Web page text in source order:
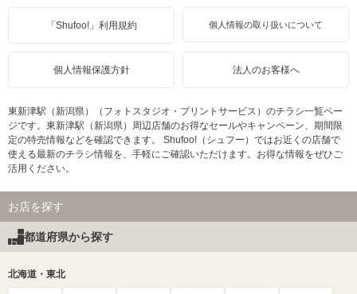
「Shufoo!」利用規約 個人情報の取り扱いについて
個人情報保護方針 法人のお客様へ
東新津駅（新潟県）（フォトスタジオ・プリントサービス）のチラシ一覧ペー
ジです。東新津駅（新潟県）周辺店舗のお得なセールやキャンペーン、期間限
定の特売情報などを確認できます。 Shufoo!（シュフー）ではお近くの店舗で
使える最新のチラシ情報を、手軽にご確認いただけます。お得な情報をぜひご
活用ください。
お店を探す
都道府県から探す
北海道・東北